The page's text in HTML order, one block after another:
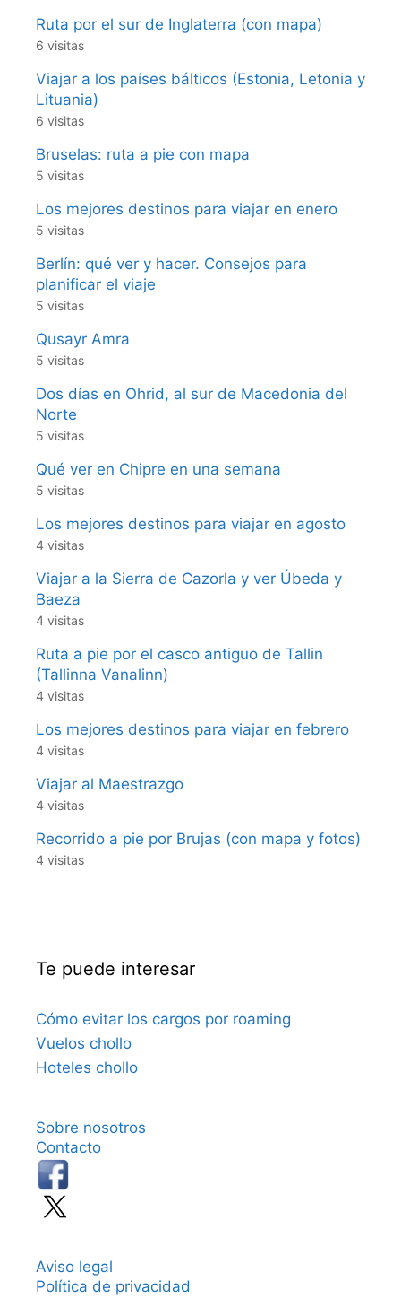
Ruta por el sur de Inglaterra (con mapa)
6 visitas
Viajar a los países bálticos (Estonia, Letonia y
Lituania)
6 visitas
Bruselas: ruta a pie con mapa
5 visitas
Los mejores destinos para viajar en enero
5 visitas
Berlín: qué ver y hacer. Consejos para
planificar el viaje
5 visitas
Qusayr Amra
5 visitas
Dos días en Ohrid, al sur de Macedonia del
Norte
5 visitas
Qué ver en Chipre en una semana
5 visitas
Los mejores destinos para viajar en agosto
4 visitas
Viajar a la Sierra de Cazorla y ver Úbeda y
Baeza
4 visitas
Ruta a pie por el casco antiguo de Tallin
(Tallinna Vanalinn)
4 visitas
Los mejores destinos para viajar en febrero
4 visitas
Viajar al Maestrazgo
4 visitas
Recorrido a pie por Brujas (con mapa y fotos)
4 visitas
Te puede interesar
Cómo evitar los cargos por roaming
Vuelos chollo
Hoteles chollo
Sobre nosotros
Contacto
Aviso legal
Política de privacidad